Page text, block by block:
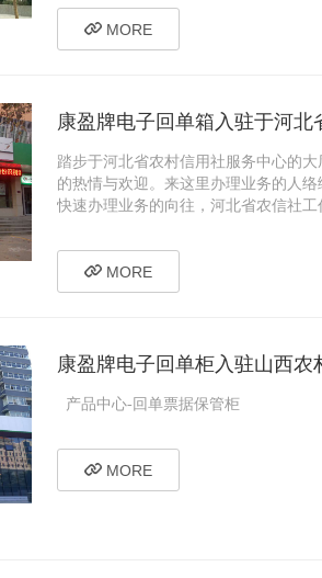
MORE
康盈牌电子回单箱入驻于河北
踏步于河北省农村信用社服务中心的
的热情与欢迎。来这里办理业务的人
快速办理业务的向往，河北省农信社
MORE
康盈牌电子回单柜入驻山西农
产品中心-回单票据保管柜
MORE